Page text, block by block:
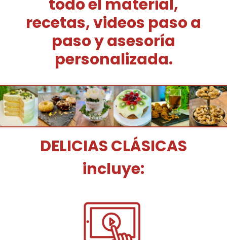
todo el material,
recetas, videos paso a
paso y asesoría
personalizada.
DELICIAS CLÁSICAS
incluye: